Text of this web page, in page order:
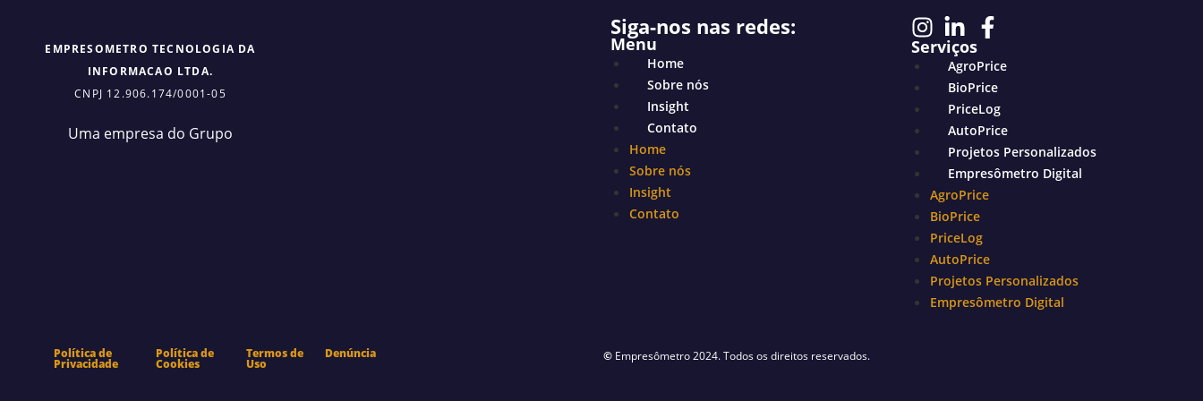
EMPRESOMETRO TECNOLOGIA DA
INFORMACAO LTDA.
CNPJ 12.906.174/0001-05
Uma empresa do Grupo
Siga-nos nas redes:
Menu
Home
Sobre nós
Insight
Contato
Home
Sobre nós
Insight
Contato
Serviços
AgroPrice
BioPrice
PriceLog
AutoPrice
Projetos Personalizados
Empresômetro Digital
AgroPrice
BioPrice
PriceLog
AutoPrice
Projetos Personalizados
Empresômetro Digital
Política de
Privacidade
Política de
Cookies
Termos de
Uso
Denúncia © Empresômetro 2024. Todos os direitos reservados.